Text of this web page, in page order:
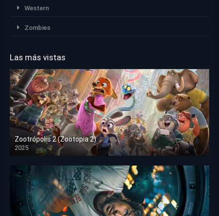
Western
Zombies
Las más vistas
Zootrópolis 2 (Zootopia 2)
2025
HD 1080p